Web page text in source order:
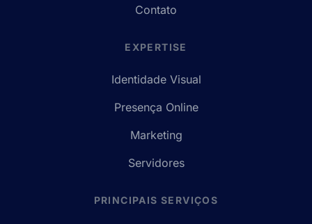
Contato
EXPERTISE
Identidade Visual
Presença Online
Marketing
Servidores
PRINCIPAIS SERVIÇOS